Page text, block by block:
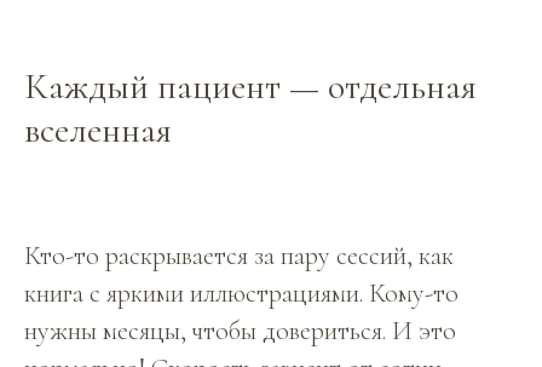
Каждый пациент — отдельная
вселенная
Кто-то раскрывается за пару сессий, как
книга с яркими иллюстрациями. Кому-то
нужны месяцы, чтобы довериться. И это